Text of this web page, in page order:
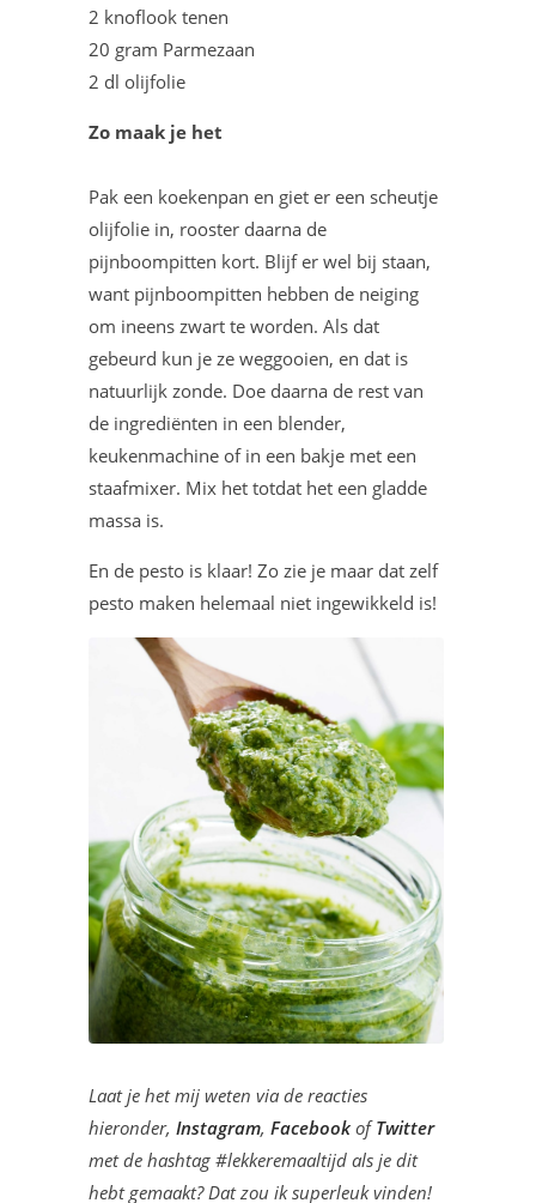
2 knoflook tenen
20 gram Parmezaan
2 dl olijfolie
Zo maak je het
Pak een koekenpan en giet er een scheutje
olijfolie in, rooster daarna de
pijnboompitten kort. Blijf er wel bij staan,
want pijnboompitten hebben de neiging
om ineens zwart te worden. Als dat
gebeurd kun je ze weggooien, en dat is
natuurlijk zonde. Doe daarna de rest van
de ingrediënten in een blender,
keukenmachine of in een bakje met een
staafmixer. Mix het totdat het een gladde
massa is.
En de pesto is klaar! Zo zie je maar dat zelf
pesto maken helemaal niet ingewikkeld is!
Laat je het mij weten via de reacties
hieronder, Instagram, FacebookofTwitter
met de hashtag #lekkeremaaltijd als je dit
hebt gemaakt? Dat zou ik superleuk vinden!